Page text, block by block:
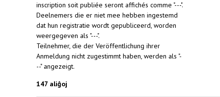
inscription soit publiée seront affichés comme "---".
Deelnemers die er niet mee hebben ingestemd
dat hun registratie wordt gepubliceerd, worden
weergegeven als "---".
Teilnehmer, die der Veröffentlichung ihrer
Anmeldung nicht zugestimmt haben, werden als "-
--" angezeigt.
147 aliĝoj